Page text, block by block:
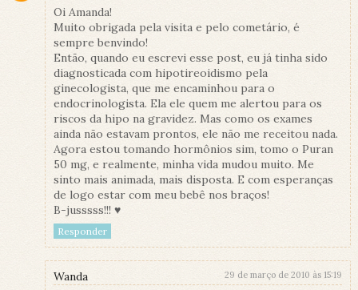
Oi Amanda!
Muito obrigada pela visita e pelo cometário, é
sempre benvindo!
Então, quando eu escrevi esse post, eu já tinha sido
diagnosticada com hipotireoidismo pela
ginecologista, que me encaminhou para o
endocrinologista. Ela ele quem me alertou para os
riscos da hipo na gravidez. Mas como os exames
ainda não estavam prontos, ele não me receitou nada.
Agora estou tomando hormônios sim, tomo o Puran
50 mg, e realmente, minha vida mudou muito. Me
sinto mais animada, mais disposta. E com esperanças
de logo estar com meu bebê nos braços!
B-jusssss!!! ♥
Responder
Wanda 29 de março de 2010 às 15:19